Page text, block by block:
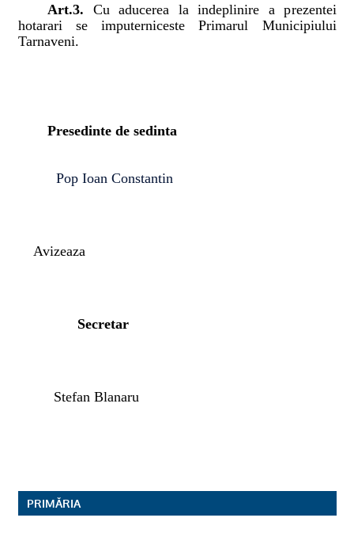
Art.3. Cu aducerea la indeplinire a prezentei
hotarari se imputerniceste Primarul Municipiului
Tarnaveni.
Presedinte de sedinta
Pop Ioan Constantin
Avizeaza
Secretar
Stefan Blanaru
PRIMĂRIA